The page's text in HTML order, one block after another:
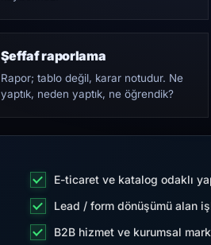
Şeffaf raporlama
Rapor; tablo değil, karar notudur. Ne
yaptık, neden yaptık, ne öğrendik?
E-ticaret ve katalog odaklı
Lead / form dönüşümü alan
B2B hizmet ve kurumsal